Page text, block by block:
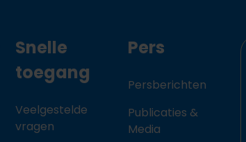
Snelle
toegang
Veelgestelde
vragen
Pers
Persberichten
Publicaties &
Media